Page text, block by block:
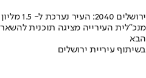
ירושלים 2040: העיר נערכת ל- 1.5 מליון תושבים
מנכ"לית העירייה מציגה תוכנית
הבא
בשיתוף עיריית ירושלים